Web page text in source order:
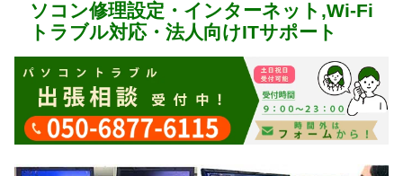
ソコン修理設定・インターネット,Wi-Fi
トラブル対応・法人向けITサポート